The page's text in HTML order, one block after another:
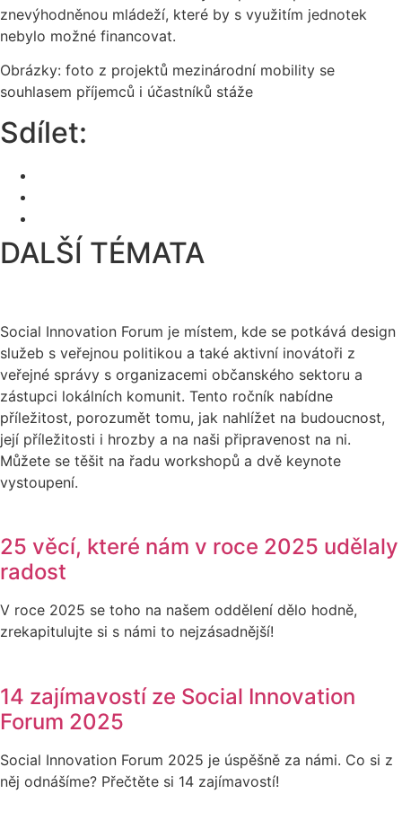
znevýhodněnou mládeží, které by s využitím jednotek
nebylo možné financovat.
Obrázky: foto z projektů mezinárodní mobility se
souhlasem příjemců i účastníků stáže
Sdílet:
DALŠÍ TÉMATA
Social Innovation Forum je místem, kde se potkává design
služeb s veřejnou politikou a také aktivní inovátoři z
veřejné správy s organizacemi občanského sektoru a
zástupci lokálních komunit. Tento ročník nabídne
příležitost, porozumět tomu, jak nahlížet na budoucnost,
její příležitosti i hrozby a na naši připravenost na ni.
Můžete se těšit na řadu workshopů a dvě keynote
vystoupení.
25 věcí, které nám v roce 2025 udělaly
radost
V roce 2025 se toho na našem oddělení dělo hodně,
zrekapitulujte si s námi to nejzásadnější!
14 zajímavostí ze Social Innovation
Forum 2025
Social Innovation Forum 2025 je úspěšně za námi. Co si z
něj odnášíme? Přečtěte si 14 zajímavostí!